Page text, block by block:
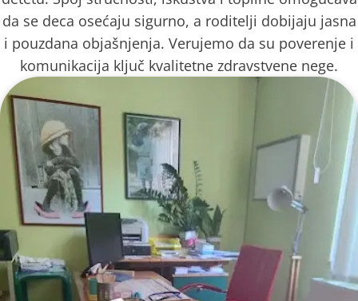
da se deca osećaju sigurno, a roditelji dobijaju jasna
i pouzdana objašnjenja. Verujemo da su poverenje i
komunikacija ključ kvalitetne zdravstvene nege.